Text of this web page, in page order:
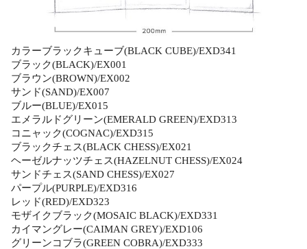
カラーブラックキューブ(BLACK CUBE)/EXD341
ブラック(BLACK)/EX001
ブラウン(BROWN)/EX002
サンド(SAND)/EX007
ブルー(BLUE)/EX015
エメラルドグリーン(EMERALD GREEN)/EXD313
コニャック(COGNAC)/EXD315
ブラックチェス(BLACK CHESS)/EX021
ヘーゼルナッツチェス(HAZELNUT CHESS)/EX024
サンドチェス(SAND CHESS)/EX027
パープル(PURPLE)/EXD316
レッド(RED)/EXD323
モザイクブラック(MOSAIC BLACK)/EXD331
カイマングレー(CAIMAN GREY)/EXD106
グリーンコブラ(GREEN COBRA)/EXD333